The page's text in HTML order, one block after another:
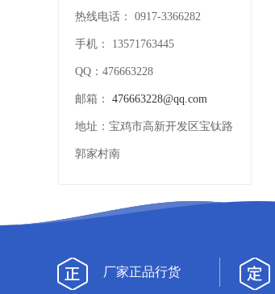
热线电话： 0917-3366282
手机： 13571763445
QQ： 476663228
邮箱： 476663228@qq.com
地址： 宝鸡市高新开发区宝钛路
郭家村南
厂家正品行货